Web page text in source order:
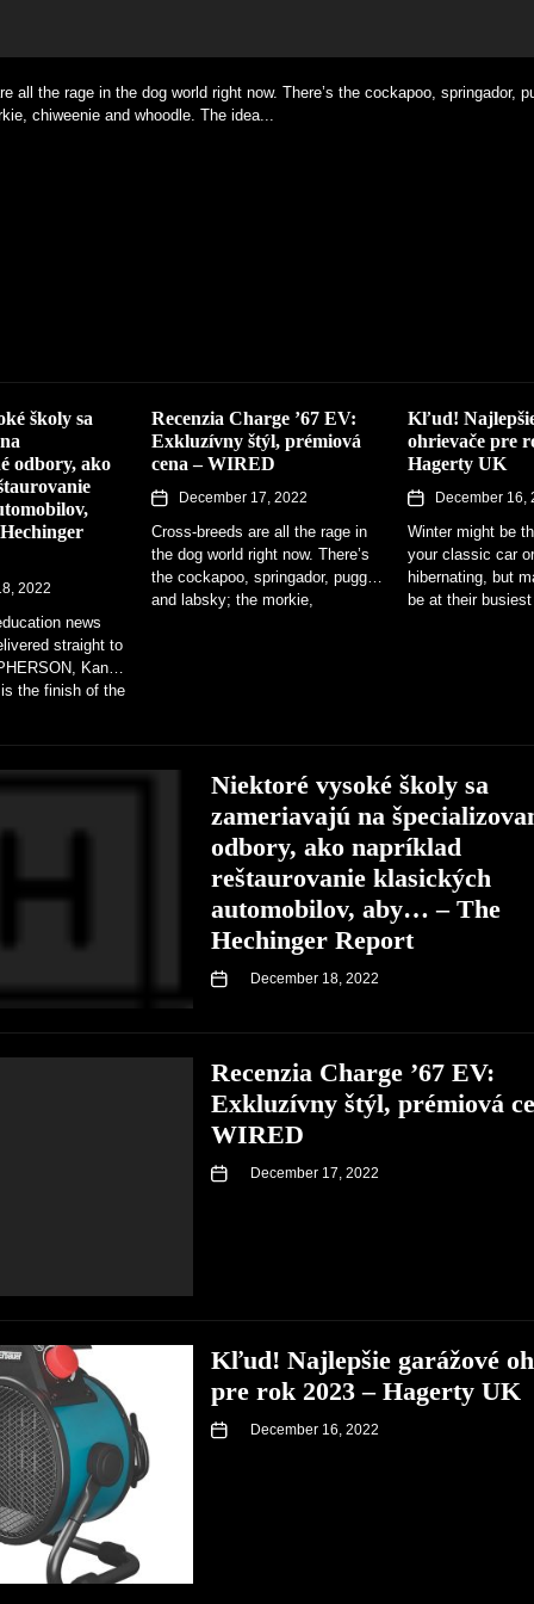
all the rage in the dog world right now. There’s the cockapoo, springador,
chiweenie and whoodle. The idea...
the time when your classic car or motorbike is hibernating, but many
spanners. With...
Part 1 - Speedhunters SHARE Všetky oči na Stadt an der ruhr
started back in 2008,...
školy sa
odbory, ako
2022
news
straight to
Kan.
the finish of the
Recenzia Charge ’67 EV:
Exkluzívny štýl, prémiová
cena – WIRED
December 17, 2022
Cross-breeds are all the rage in
the dog world right now. There’s
the cockapoo, springador, puggle
and labsky; the morkie,
Kľud!
ohrievače pre
Hagerty UK
December 16,
Winter might be
your classic car
hibernating, but
be at their
Niektoré vysoké školy sa
zameriavajú na
odbory, ako napríklad
reštaurovanie klasických
automobilov, aby… – The
Hechinger Report
December 18, 2022
Recenzia Charge ’67 EV:
Exkluzívny štýl, prémiová
WIRED
December 17, 2022
Kľud! Najlepšie garážové
pre rok 2023 – Hagerty UK
December 16, 2022